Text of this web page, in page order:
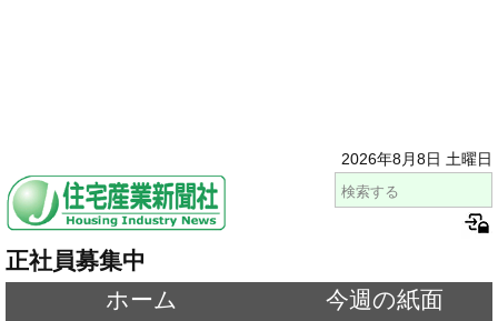
2026年8月8日 土曜日
正社員募集中
ホーム
今週の紙面